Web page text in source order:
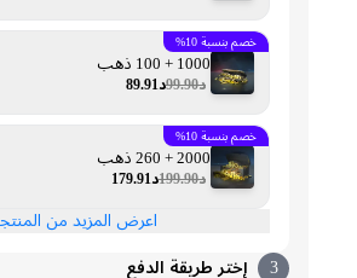
1000 + 100 ذهب
د99.90
خصم بنسبة 10%
2000 + 260 ذهب
د199.90 د179.91
خصم بنسبة 10%
اعرض المزيد من المنتجات
إختر طريقة الدفع